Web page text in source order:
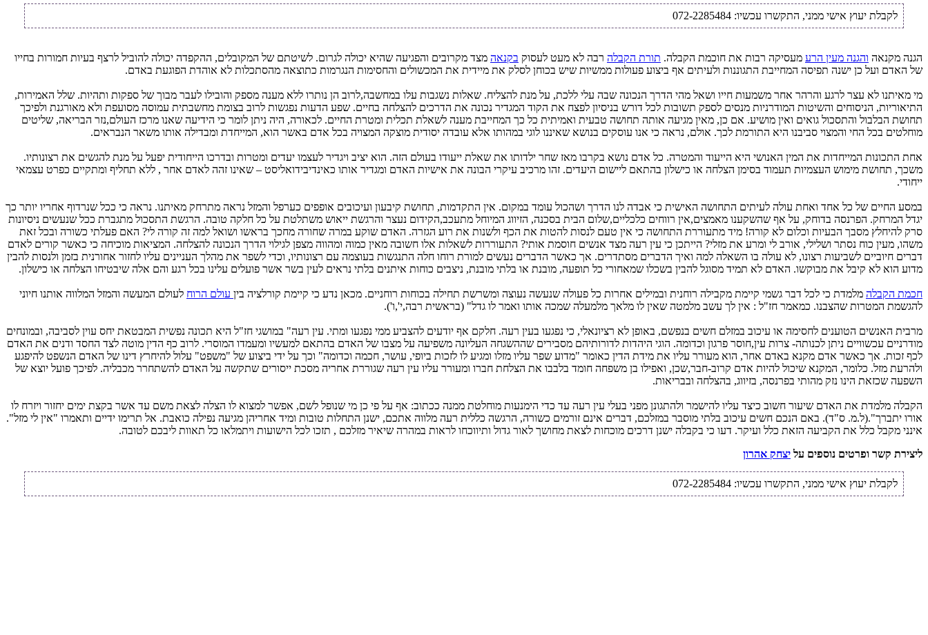
לקבלת יעוץ אישי ממני, התקשרו עכשיו: 072-2285484
הגנה מקנאה והגנה מעין הרע מעסיקה רבות את חוכמת הקבלה. תורת הקבלה רבה לא מעט לעסוק בקנאה מצד מקרובים והפגיעה שהיא יכולה לגרום. לשיטתם של המקובלים, ההקפדה יכולה להוביל לרצף בעיות חמורות בחייו
של האדם ועל כן ישנה תפיסה המחייבת התגוננות ולעיתים אף ביצוע פעולות ממשיות שיש בכוחן לסלק את מיידית את המכשולים והחסימות הנגרמות כתוצאה מהסתכלות לא אוהדת הפוגעת באדם.
מי מאיתנו לא עצר לרגע והרהר אחר משמעות חייו ושאל מהי הדרך הנכונה שבה עלי ללכת, על מנת להצליח. שאלות נשגבות עלו במחשבה,לרוב הן נותרו ללא מענה מספק והובילו לעבר מבוך של ספקות ותהיות. שלל האמירות,
התיאוריות, הניסוחים והשיטות המודרניות מנסים לספק תשובות לכל דורש בניסיון לפצח את הקוד המגדיר נכונה את הדרכים להצלחה בחיים. שפע הדעות נפגשות לרוב בצומת מחשבתית עמוסה מסועפת ולא מאורגנת ולפיכך
תחושת הבלבול והתסכול גואים ואין מושיע. אם כן, מאין מגיעה אותה תחושה טבעית ואמיתית כל כך המחייבת מענה לשאלת תכלית ומטרת החיים. לכאורה, היה ניתן לומר כי הידיעה שאנו מרכז העולם,נזר הבריאה, שליטים
מוחלטים בכל החי והמצוי סביבנו היא התורמת לכך. אולם, נראה כי אנו עוסקים בנושא שאיננו לוגי במהותו אלא עובדה יסודית מוצקה המצויה בכל אדם באשר הוא, המייחדת ומבדילה אותו משאר הנבראים.
אחת התכונות המייחדות את המין האנושי היא הייעוד והמטרה. כל אדם נושא בקרבו מאז שחר ילדותו את שאלת ייעודו בעולם הזה. הוא יציב ויגדיר לעצמו יעדים ומטרות ובדרכו הייחודית יפעל על מנת להגשים את רצונותיו.
משכך, תחושת מימוש העצמיות תעמוד בסימן הצלחה או כישלון בהתאם ליישום היעדים. זהו מרכיב עיקרי הבונה את אישיות האדם ומגדיר אותו כאינדיבידואליסט – שאינו זהה לאדם אחר , ללא תחליף ומתקיים כפרט עצמאי
ייחודי.
במסע החיים של כל אחד ואחת עולה לעיתים התחושה האישית כי אבדה לנו הדרך ושהכול עומד במקום. אין התקדמות, תחושת קיבעון ועיכובים אופפים כערפל והמזל נראה מתרחק מאיתנו. נראה כי ככל שנרדוף אחריו יותר כך
יגדל המרחק. הפרנסה בדוחק, על אף שהשקענו מאמצים,אין רווחים כלכליים,שלום הבית בסכנה, הזיווג המיוחל מתעכב,הקידום נעצר והרגשת ייאוש משתלטת על כל חלקה טובה. הרגשת התסכול מתגברת ככל שנעשים ניסיונות
סרק להיחלץ מסבך הבעיות וכלום לא קורה! מיד מתעוררת התחושה כי אין טעם לנסות להטות את הכף ולשנות את רוע הגזרה. האדם שוקע במרה שחורה מחכך בראשו ושואל למה זה קורה לי? האם פעלתי כשורה ובכל זאת
משהו, מעין כוח נסתר ושלילי, אורב לי ומרע את מזלי? הייתכן כי עין רעה מצד אנשים חוסמת אותי? התעוררות לשאלות אלו חשובה מאין כמוה ומהווה מצפן לגילוי הדרך הנכונה להצלחה. המציאות מוכיחה כי כאשר קורים לאדם
דברים חיוביים לשביעות רצונו, לא עולה בו השאלה למה ואיך הדברים מסתדרים. אך כאשר הדברים נעשים למורת רוחו חלה התנגשות בעוצמה עם רצונותיו, וכדי לשפר את מהלך העניינים עליו לחזור אחורנית בזמן ולנסות להבין
מדוע הוא לא קיבל את מבוקשו. האדם לא תמיד מסוגל להבין בשכלו שמאחורי כל תופעה, מובנת או בלתי מובנת, ניצבים כוחות איתנים בלתי נראים לעין בשר אשר פועלים עלינו בכל רגע והם אלה שיבטיחו הצלחה או כישלון.
חכמת הקבלה מלמדת כי לכל דבר גשמי קיימת מקבילה רוחנית ובמילים אחרות כל פעולה שנעשה נעוצה ומשרשת תחילה בכוחות רוחניים. מכאן נדע כי קיימת קורלציה בין עולם הרוח לעולם המעשה והמזל המלווה אותנו חיוני
להגשמת המטרות שהצבנו. כמאמר חז"ל : אין לך עשב מלמטה שאין לו מלאך מלמעלה שמכה אותו ואמר לו גדל" (בראשית רבה,י',ו').
מרבית האנשים הטוענים לחסימה או עיכוב במזלם חשים בנפשם, באופן לא רציונאלי, כי נפגעו בעין רעה. חלקם אף יודעים להצביע ממי נפגעו ומתי. עין רעה" במושגי חז"ל היא תכונה נפשית המבטאת יחס עוין לסביבה, ובמונחים
מודרניים עכשוויים ניתן לכנותה- צרות עין,חוסר פרגון וכדומה. הוגי היהדות לדורותיהם מסבירים שההשגחה העליונה משפיעה על מצבו של האדם בהתאם למעשיו ומעמדו המוסרי. לרוב כף הדין מוטה לצד החסד ודנים את האדם
לכף זכות. אך כאשר אדם מקנא באדם אחר, הוא מעורר עליו את מידת הדין כאומר "מדוע שפר עליו מזלו ומגיע לו לזכות ביופי, עושר, חכמה וכדומה" וכך על ידי ביצוע של "משפט" עלול להיחרץ דינו של האדם הנשפט להיפגע
ולהרעת מזל. כלומר, המקנא שיכול להיות אדם קרוב-חבר,שכן, ואפילו בן משפחה חומד בלבבו את הצלחת חברו ומעורר עליו עין רעה שגוררת אחריה מסכת ייסורים שתקשה על האדם להשתחרר מכבליה. לפיכך פועל יוצא של
השפעה שכזאת הינו נזק מהותי בפרנסה, בזיווג, בהצלחה ובבריאות.
הקבלה מלמדת את האדם שיעור חשוב כיצד עליו להישמר ולהתגונן מפני בעלי עין רעה עד כדי הימנעות מוחלטת ממנה ככתוב: אף על פי כן מי שנופל לשם, אפשר למצוא לו הצלה לצאת משם עד אשר בקצת ימים יחזור ויזרח לו
אורו יתברך".(ל.מ. ס"ד). באם הנכם חשים עיכוב בלתי מוסבר במזלכם, דברים אינם זורמים כשורה, הרגשה כללית רעה מלווה אתכם, ישנן התחלות טובות ומיד אחריהן מגיעה נפילה כואבת. אל תרימו ידיים ותאמרו "אין לי מזל".
אינני מקבל כלל את הקביעה הזאת כלל ועיקר. דעו כי בקבלה ישנן דרכים מוכחות לצאת מחושך לאור גדול ותיווכחו לראות במהרה שיאיר מזלכם , תזכו לכל הישועות ויתמלאו כל תאוות ליבכם לטובה.
ליצירת קשר ופרטים נוספים על יצחק אהרון
לקבלת יעוץ אישי ממני, התקשרו עכשיו: 072-2285484